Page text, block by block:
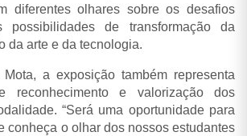
diferentes olhares sobre os desafios
possibilidades de transformação da
da arte e da tecnologia.
a exposição também representa
reconhecimento e valorização dos
“Será uma oportunidade para
conheça o olhar dos nossos estudantes